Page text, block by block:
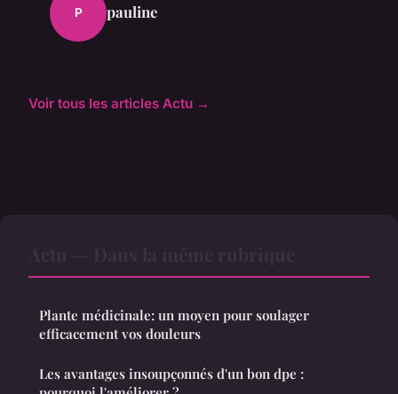
P pauline
Voir tous les articles Actu →
Plante médicinale: un moyen pour soulager
efficacement vos douleurs
Les avantages insoupçonnés d'un bon dpe :